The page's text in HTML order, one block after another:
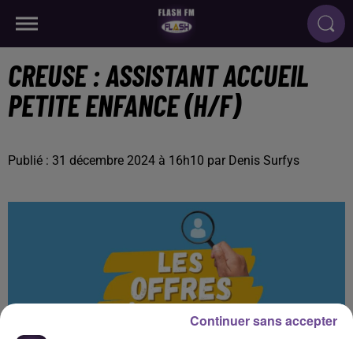
CREUSE : ASSISTANT ACCUEIL
PETITE ENFANCE (H/F)
Publié : 31 décembre 2024 à 16h10 par Denis Surfys
Continuer sans accepter